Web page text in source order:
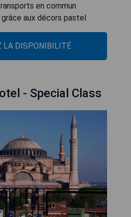
en commun
aux décors pastel
LA DISPONIBILITÉ
- Special Class